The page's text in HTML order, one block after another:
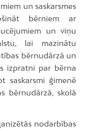
un saskarsmes
bērniem ar
un viņu
lai mazinātu
bērnudārzā un
izpratni par bērna
saskarsmi ģimenē
bērnudārzā, skolā
nodarbības